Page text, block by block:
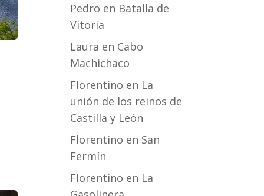
Pedro en Batalla de
Vitoria
Laura en Cabo
Machichaco
Florentino en La
unión de los reinos de
Castilla y León
Florentino en San
Fermín
Florentino en La